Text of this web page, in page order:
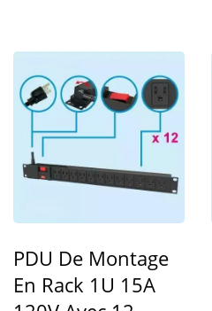
PDU De Montage
En Rack 1U 15A